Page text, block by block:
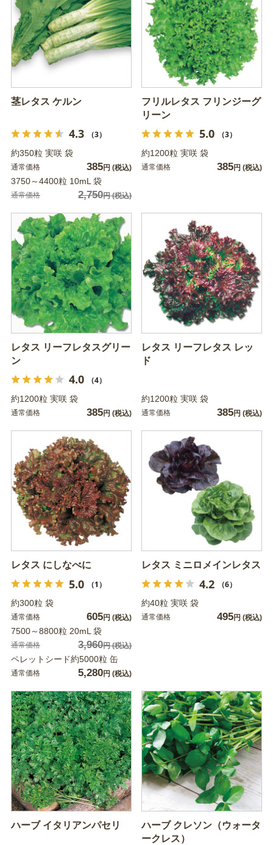
茎レタス ケルン
4.3 （3）
約350粒 実咲 袋
通常価格 385円 (税込)
3750～4400粒 10mL 袋
通常価格 2,750円(税込)
フリルレタス フリンジーグ
リーン
5.0 （3）
約1200粒 実咲 袋
通常価格 385円 (税込)
レタス リーフレタスグリー
ン
4.0 （4）
約1200粒 実咲 袋
通常価格 385円 (税込)
レタス リーフレタス レッ
ド
約1200粒 実咲 袋
通常価格 385円 (税込)
レタス にしなべに
5.0 （1）
約300粒 袋
通常価格 605円 (税込)
7500～8800粒 20mL 袋
通常価格 3,960円(税込)
ペレットシード約5000粒 缶
通常価格 5,280円 (税込)
レタス ミニロメインレタス
4.2 （6）
約40粒 実咲 袋
通常価格 495円 (税込)
ハーブ イタリアンパセリ
ハーブ クレソン（ウォータ
ークレス）